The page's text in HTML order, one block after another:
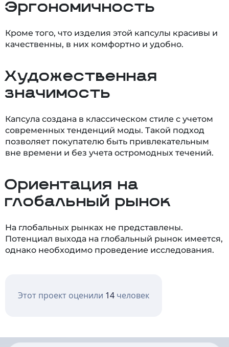
Эргономичность
Кроме того, что изделия этой капсулы красивы и
качественны, в них комфортно и удобно.
Художественная
значимость
Капсула создана в классическом стиле с учетом
современных тенденций моды. Такой подход
позволяет покупателю быть привлекательным
вне времени и без учета остромодных течений.
Ориентация на
глобальный рынок
На глобальных рынках не представлены.
Потенциал выхода на глобальный рынок имеется,
однако необходимо проведение исследования.
Этот проект оценили 14 человек